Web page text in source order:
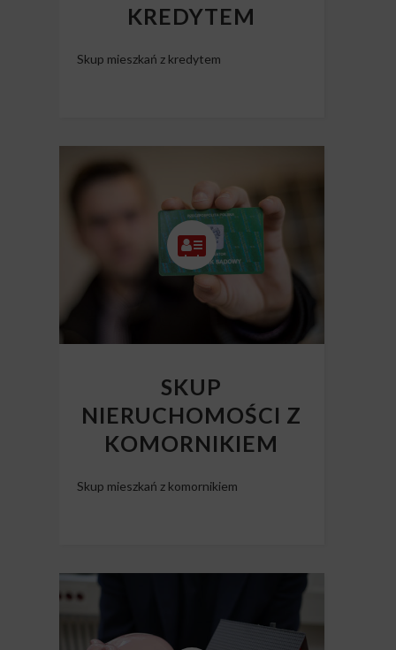
KREDYTEM
Skup mieszkań z kredytem
SKUP
NIERUCHOMOŚCI Z
KOMORNIKIEM
Skup mieszkań z komornikiem